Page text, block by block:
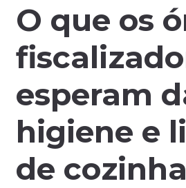
O que os
esperam
higiene e
de